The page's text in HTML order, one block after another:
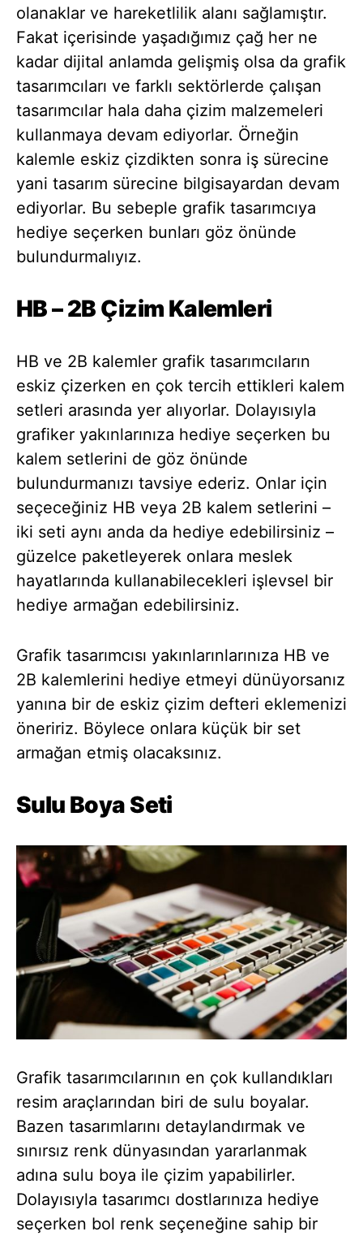
olanaklar ve hareketlilik alanı sağlamıştır.
Fakat içerisinde yaşadığımız çağ her ne
kadar dijital anlamda gelişmiş olsa da grafik
tasarımcıları ve farklı sektörlerde çalışan
tasarımcılar hala daha çizim malzemeleri
kullanmaya devam ediyorlar. Örneğin
kalemle eskiz çizdikten sonra iş sürecine
yani tasarım sürecine bilgisayardan devam
ediyorlar. Bu sebeple grafik tasarımcıya
hediye seçerken bunları göz önünde
bulundurmalıyız.
HB – 2B Çizim Kalemleri
HB ve 2B kalemler grafik tasarımcıların
eskiz çizerken en çok tercih ettikleri kalem
setleri arasında yer alıyorlar. Dolayısıyla
grafiker yakınlarınıza hediye seçerken bu
kalem setlerini de göz önünde
bulundurmanızı tavsiye ederiz. Onlar için
seçeceğiniz HB veya 2B kalem setlerini –
iki seti aynı anda da hediye edebilirsiniz –
güzelce paketleyerek onlara meslek
hayatlarında kullanabilecekleri işlevsel bir
hediye armağan edebilirsiniz.
Grafik tasarımcısı yakınlarınlarınıza HB ve
2B kalemlerini hediye etmeyi dünüyorsanız
yanına bir de eskiz çizim defteri eklemenizi
öneririz. Böylece onlara küçük bir set
armağan etmiş olacaksınız.
Sulu Boya Seti
Grafik tasarımcılarının en çok kullandıkları
resim araçlarından biri de sulu boyalar.
Bazen tasarımlarını detaylandırmak ve
sınırsız renk dünyasından yararlanmak
adına sulu boya ile çizim yapabilirler.
Dolayısıyla tasarımcı dostlarınıza hediye
seçerken bol renk seçeneğine sahip bir